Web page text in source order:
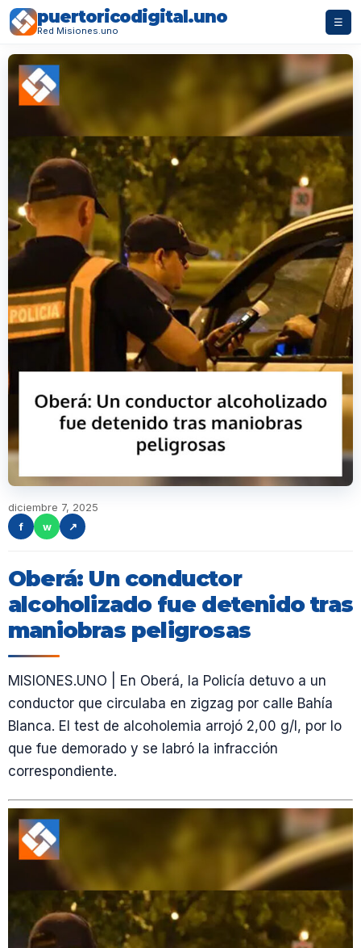
puertoricodigital.uno
Red Misiones.uno
☰
diciembre 7, 2025
f
w ↗
Oberá: Un conductor
alcoholizado fue detenido tras
maniobras peligrosas
MISIONES.UNO | En Oberá, la Policía detuvo a un
conductor que circulaba en zigzag por calle Bahía
Blanca. El test de alcoholemia arrojó 2,00 g/l, por lo
que fue demorado y se labró la infracción
correspondiente.